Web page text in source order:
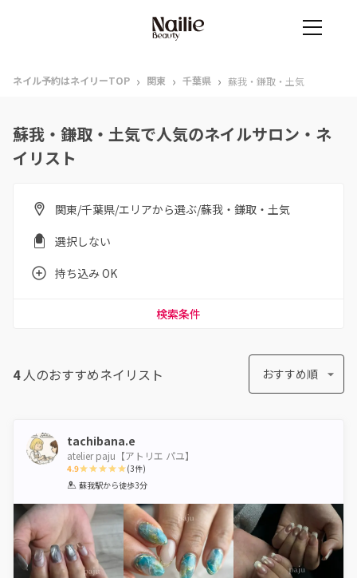
ネイル予約はネイリーTOP › 関東 › 千葉県 › 蘇我・鎌取・土気
蘇我・鎌取・土気で人気のネイルサロン・ネ
イリスト
関東/千葉県/エリアから選ぶ/蘇我・鎌取・土気
選択しない
持ち込み OK
検索条件
4人のおすすめネイリスト おすすめ順
tachibana.e
atelier paju【アトリエ パユ】
4.9
1 2 3 4 5
(3件)
蘇我駅から徒歩3分